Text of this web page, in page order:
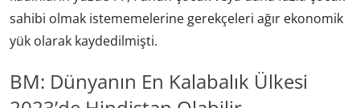
sahibi olmak istememelerine gerekçeleri ağır ekonomik
yük olarak kaydedilmişti.
BM: Dünyanın En Kalabalık Ülkesi